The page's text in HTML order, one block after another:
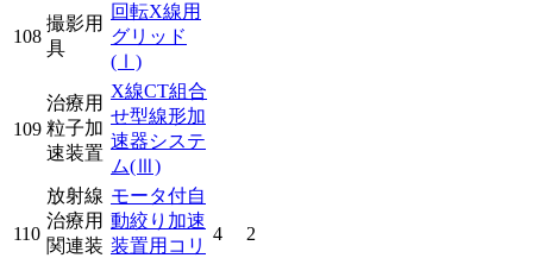
108
撮影用
具
回転X線用
グリッド
(Ⅰ)
109
治療用
粒子加
速装置
X線CT組合
せ型線形加
速器システ
ム(Ⅲ)
110
放射線
治療用
関連装
モータ付自
動絞り加速
装置用コリ
4 2